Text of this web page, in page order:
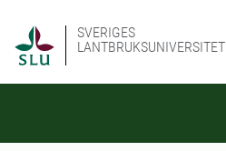
SVERIGES
LANTBRUKSUNIVERSITET